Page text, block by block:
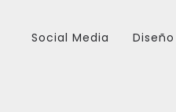
Social Media